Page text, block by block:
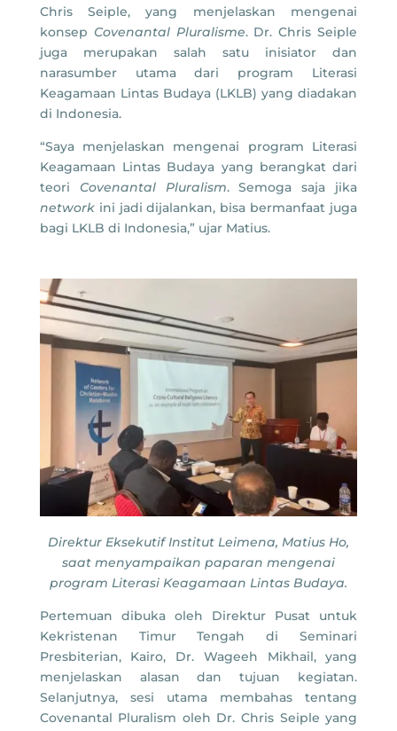
Chris Seiple, yang menjelaskan mengenai
konsep Covenantal Pluralisme. Dr. Chris Seiple
juga merupakan salah satu inisiator dan
narasumber utama dari program Literasi
Keagamaan Lintas Budaya (LKLB) yang diadakan
di Indonesia.
“Saya menjelaskan mengenai program Literasi
Keagamaan Lintas Budaya yang berangkat dari
teori Covenantal Pluralism. Semoga saja jika
networkini jadi dijalankan, bisa bermanfaat juga
bagi LKLB di Indonesia,” ujar Matius.
Direktur Eksekutif Institut Leimena, Matius Ho,
saat menyampaikan paparan mengenai
program Literasi Keagamaan Lintas Budaya.
Pertemuan dibuka oleh Direktur Pusat untuk
Kekristenan Timur Tengah di Seminari
Presbiterian, Kairo, Dr. Wageeh Mikhail, yang
menjelaskan alasan dan tujuan kegiatan.
Selanjutnya, sesi utama membahas tentang
Covenantal Pluralism oleh Dr. Chris Seiple yang